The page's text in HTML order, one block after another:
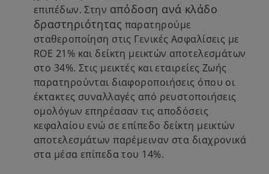
επιπέδων. Στην απόδοση ανά κλάδο
δραστηριότητας παρατηρούμε
σταθεροποίηση στις Γενικές Ασφαλίσεις με
ROE 21% και δείκτη μεικτών αποτελεσμάτων
στο 34%. Στις μεικτές και εταιρείες Ζωής
παρατηρούνται διαφοροποιήσεις όπου οι
έκτακτες συναλλαγές από ρευστοποιήσεις
ομολόγων επηρέασαν τις αποδόσεις
κεφαλαίου ενώ σε επίπεδο δείκτη μεικτών
αποτελεσμάτων παρέμειναν στα διαχρονικά
στα μέσα επίπεδα του 14%.